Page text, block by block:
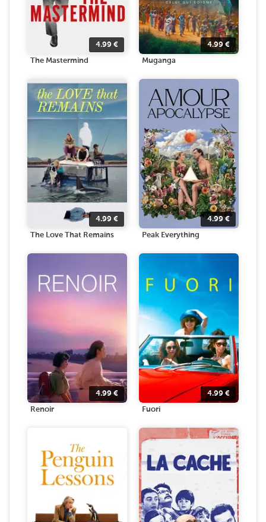
4.99 €
The Mastermind
4.99 €
Muganga
4.99 €
The Love That Remains
4.99€
Peak Everything
4.99 €
Renoir
4.99 €
Fuori